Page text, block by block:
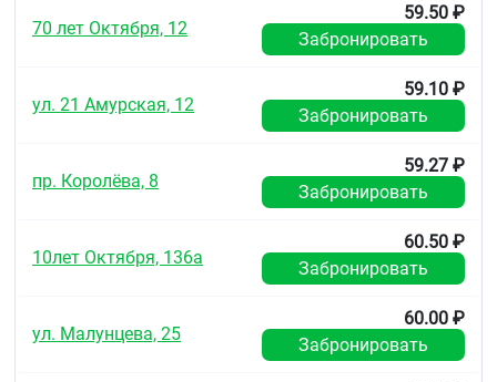
Каждую тубу вместе с инструкцией по применению
помещают в картонную пачку.
Хранение
При температуре не выше 25 °С. Хранить в
Срок годности
Не применять по истечении срока годности,
Условия отпуска из аптек
70 лет Октября, 12
59.50 ₽
Забронировать
ул. 21 Амурская, 12
59.10 ₽
Забронировать
пр. Королёва, 8
59.27 ₽
Забронировать
10лет Октября, 136а
60.50 ₽
Забронировать
ул. Малунцева, 25
60.00 ₽
Забронировать